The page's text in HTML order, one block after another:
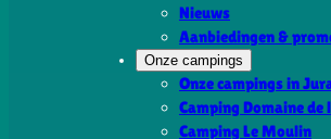
Nieuws
Aanbiedingen &
Onze campings
Onze campings in
Camping Domaine de
Camping Le Moulin